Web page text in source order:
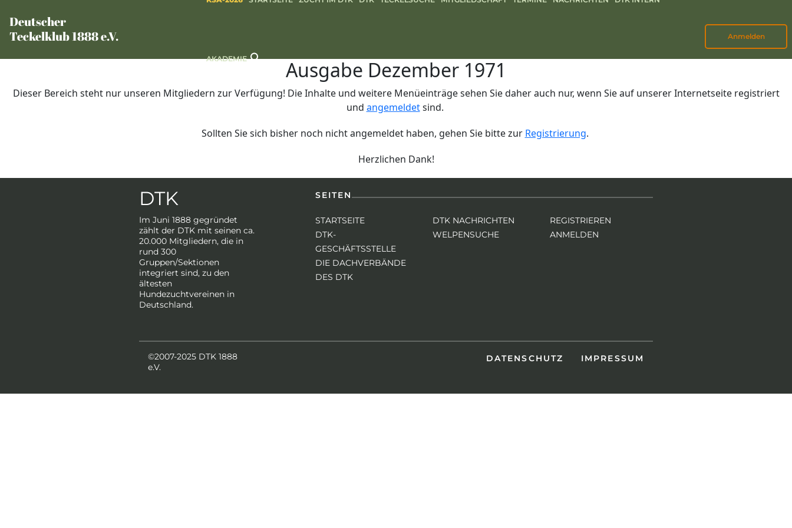
Deutscher
Teckelklub 1888 e.V.
AKADEMIE
Anmelden
Ausgabe Dezember 1971
Dieser Bereich steht nur unseren Mitgliedern zur Verfügung! Die Inhalte und weitere Menüeinträge sehen Sie daher auch nur, wenn Sie auf unserer Internetseite registriert
und angemeldetsind.
Sollten Sie sich bisher noch nicht angemeldet haben, gehen Sie bitte zur Registrierung.
Herzlichen Dank!
DTK
Im Juni 1888 gegründet
zählt der DTK mit seinen ca.
20.000 Mitgliedern, die in
rund 300
Gruppen/Sektionen
integriert sind, zu den
ältesten
Hundezuchtvereinen in
Deutschland.
SEITEN
STARTSEITE
DTK-
GESCHÄFTSSTELLE
DIE DACHVERBÄNDE
DES DTK
DTK NACHRICHTEN
WELPENSUCHE
REGISTRIEREN
ANMELDEN
©2007-2025 DTK 1888
e.V.
DATENSCHUTZ IMPRESSUM